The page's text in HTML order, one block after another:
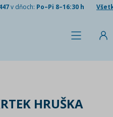
v dňoch: Po–Pi 8–16:30 h
HRUŠKA